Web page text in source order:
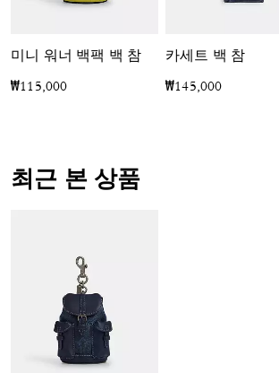
미니 워너 백팩 백 참
₩115,000
카세트 백 참
₩145,000
최근 본 상품